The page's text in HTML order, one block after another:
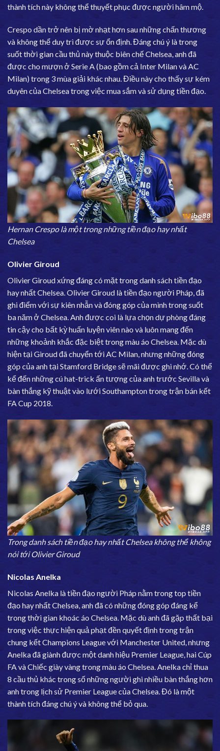
thành tích này không thể thuyết phục được người hâm mộ.
Crespo dần trở nên bị mờ nhạt hơn sau những chấn thương
và không thể duy trì được sự ổn định. Đáng chú ý là trong
suốt thời gian cầu thủ này thuộc biên chế Chelsea, anh đã
được cho mượn ở Serie A (bao gồm cả Inter Milan và AC
Milan) trong 3 mùa giải khác nhau. Điều này cho thấy sự kém
duyên của Chelsea trong việc mua sắm và sử dụng tiền đạo.
Hernan Crespo là một trong những tiền đạo hay nhất
Chelsea
Olivier Giroud
Olivier Giroud xứng đáng có mặt trong danh sách tiền đạo
hay nhất Chelsea. Olivier Giroud là tiền đạo người Pháp, đã
ghi điểm với sự kiên nhẫn và đóng góp của mình trong suốt
ba năm ở Chelsea. Anh được coi là lựa chọn dự phòng đáng
tin cậy cho bất kỳ huấn luyện viên nào và luôn mang đến
những khoảnh khắc đặc biệt trong màu áo Chelsea. Mặc dù
hiện tại Giroud đã chuyển tới AC Milan, nhưng những đóng
góp của anh tại Stamford Bridge sẽ mãi được ghi nhớ. Có thể
kể đến những cú hat-trick ấn tượng của anh trước Sevilla và
bàn thắng kỹ thuật vào lưới Southampton trong trận bán kết
FA Cup 2018.
Trong danh sách tiền đạo hay nhất Chelsea không thể không
nói tới Olivier Giroud
Nicolas Anelka
Nicolas Anelka là tiền đạo người Pháp nằm trong top tiền
đạo hay nhất Chelsea, anh đã có những đóng góp đáng kể
trong thời gian khoác áo Chelsea. Mặc dù anh đã gặp thất bại
trong việc thực hiện quả phạt đền quyết định trong trận
chung kết Champions League với Manchester United, nhưng
Anelka đã giành được một danh hiệu Premier League, hai Cúp
FA và Chiếc giày vàng trong màu áo Chelsea. Anelka chỉ thua
8 cầu thủ khác trong số những người ghi nhiều bàn thắng hơn
anh trong lịch sử Premier League của Chelsea. Đó là một
thành tích đáng chú ý và không thể bỏ qua.